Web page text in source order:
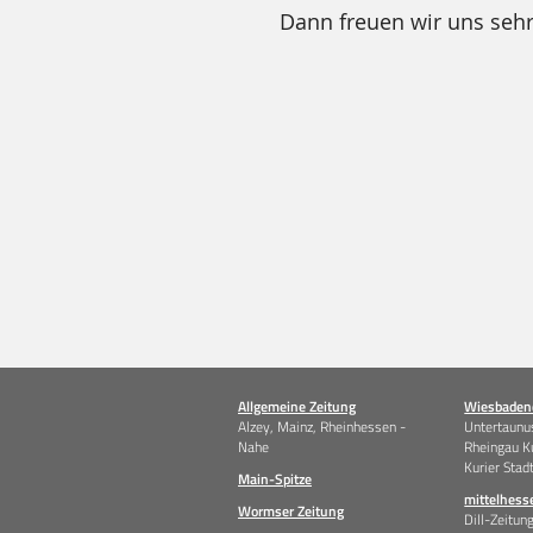
Dann freuen wir uns
Allgemeine Zeitung
Alzey, Mainz, Rheinhessen -
Nahe
Main-Spitze
Wormser Zeitung
Rheingau
Kurier Stadt
Dill-